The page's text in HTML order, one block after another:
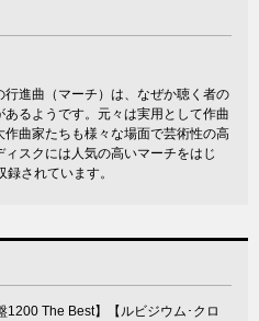
進曲（マーチ）は、なぜか聴く者の
るようです。元々は実用として作曲
曲家たちも様々な場面で芸術性の高
スクには人気の高いマーチをはじ
されています。
1200 The Best】【ルビジウム･クロ